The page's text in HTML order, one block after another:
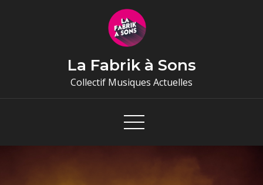
La Fabrik à Sons
Collectif Musiques Actuelles